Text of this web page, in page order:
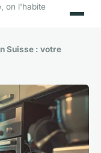
on l'habite
Suisse : votre